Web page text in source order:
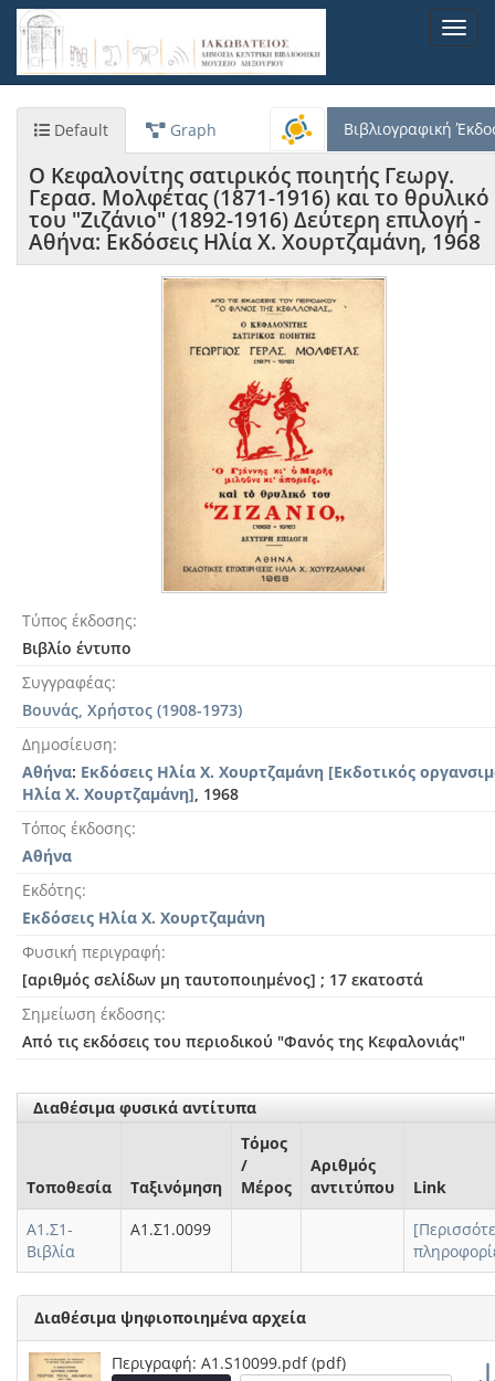
Παράκαμψη
προς
κυρίως
Default Graph Βιβλιογραφική
Ο Κεφαλονίτης σατιρικός ποιητής Γεωργ.
Γερασ. Μολφέτας (1871-1916) και το θρυλικό
του "Ζιζάνιο" (1892-1916) Δεύτερη επιλογή -
Αθήνα: Εκδόσεις Ηλία Χ. Χουρτζαμάνη, 1968
Τύπος έκδοσης
Βιβλίο έντυπο
Συγγραφέας
Βουνάς, Χρήστος (1908-1973)
Δημοσίευση
Αθήνα: Εκδόσεις Ηλία Χ. Χουρτζαμάνη [Εκδοτικός
Ηλία Χ. Χουρτζαμάνη], 1968
Τόπος έκδοσης
Αθήνα
Εκδότης
Εκδόσεις Ηλία Χ. Χουρτζαμάνη
Φυσική περιγραφή
[αριθμός σελίδων μη ταυτοποιημένος] ; 17 εκατοστά
Σημείωση έκδοσης
Από τις εκδόσεις του περιοδικού "Φανός της Κεφαλονιάς"
Διαθέσιμα φυσικά αντίτυπα
Τοποθεσία Ταξινόμηση
Τόμος
/
Μέρος
Αριθμός
αντιτύπου
Link
Α1.Σ1-
Βιβλία
Α1.Σ1.0099
Διαθέσιμα ψηφιοποιημένα αρχεία
Περιγραφή: A1.S10099.pdf (pdf)